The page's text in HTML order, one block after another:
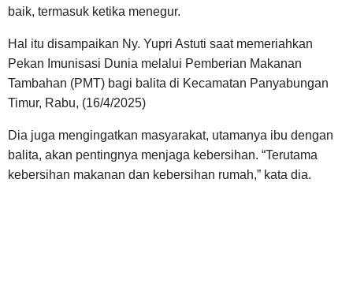
baik, termasuk ketika menegur.
Hal itu disampaikan Ny. Yupri Astuti saat memeriahkan
Pekan Imunisasi Dunia melalui Pemberian Makanan
Tambahan (PMT) bagi balita di Kecamatan Panyabungan
Timur, Rabu, (16/4/2025)
Dia juga mengingatkan masyarakat, utamanya ibu dengan
balita, akan pentingnya menjaga kebersihan. “Terutama
kebersihan makanan dan kebersihan rumah,” kata dia.